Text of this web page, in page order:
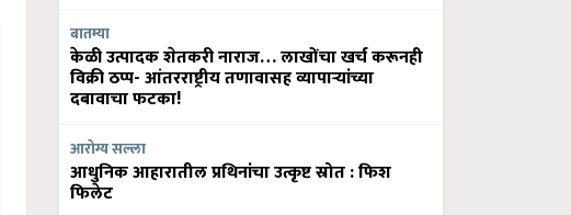
बातम्या
केळी उत्पादक शेतकरी नाराज… लाखोंचा खर्च करूनही
विक्री ठप्प- आंतरराष्ट्रीय तणावासह व्यापाऱ्यांच्या
दबावाचा फटका!
आरोग्य सल्ला
आधुनिक आहारातील प्रथिनांचा उत्कृष्ट स्रोत : फिश
फिलेट